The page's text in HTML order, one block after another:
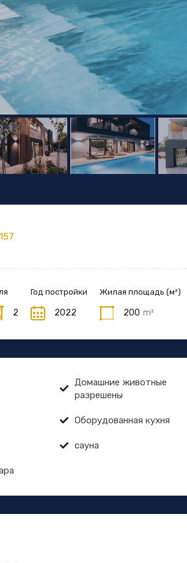
2
Год постройки
2022
Жилая площадь (м²)
200 m²
Домашние животные
разрешены
Оборудованная кухня
сауна